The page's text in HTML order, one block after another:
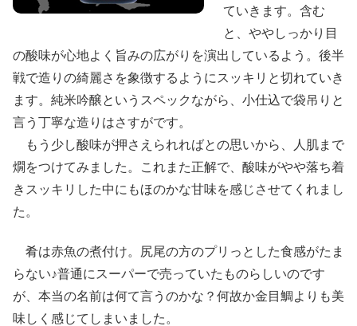
ていきます。含む
と、ややしっかり目
の酸味が心地よく旨みの広がりを演出しているよう。後半
戦で造りの綺麗さを象徴するようにスッキリと切れていき
ます。純米吟醸というスペックながら、小仕込で袋吊りと
言う丁寧な造りはさすがです。
もう少し酸味が押さえられればとの思いから、人肌まで
燗をつけてみました。これまた正解で、酸味がやや落ち着
きスッキリした中にもほのかな甘味を感じさせてくれまし
た。
肴は赤魚の煮付け。尻尾の方のプリっとした食感がたま
らない♪普通にスーパーで売っていたものらしいのです
が、本当の名前は何て言うのかな？何故か金目鯛よりも美
味しく感じてしまいました。